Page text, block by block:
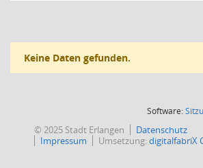
Keine Daten gefunden.
Software:
© 2025 Stadt Erlangen
Datenschutz
Impressum
Umsetzung:digitalfabriX